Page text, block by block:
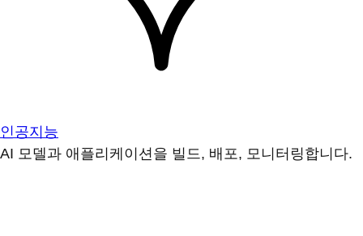
인공지능
AI 모델과 애플리케이션을 빌드, 배포, 모니터링합니다.